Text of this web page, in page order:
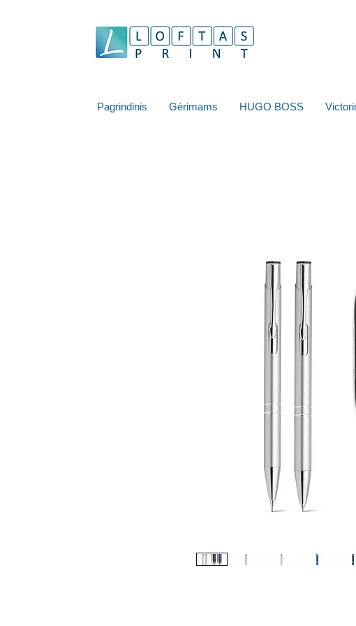
Pagrindinis Gėrimams HUGO BOSS